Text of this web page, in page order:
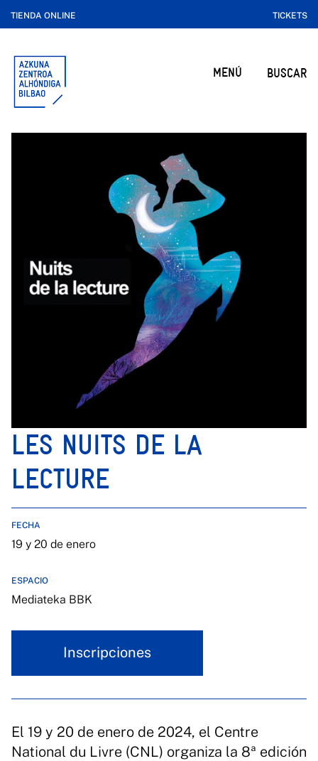
TIENDA ONLINE TICKETS
MENÚ BUSCAR
LES NUITS DE LA
LECTURE
FECHA
19 y 20 de enero
ESPACIO
Mediateka BBK
Inscripciones
El 19 y 20 de enero de 2024, el Centre
National du Livre (CNL) organiza la 8ª edición